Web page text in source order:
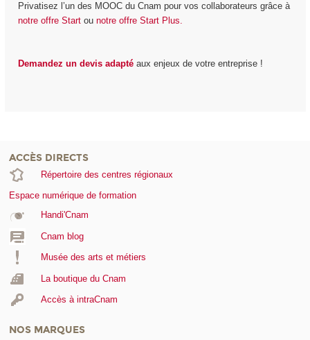
Privatisez l’un des MOOC du Cnam pour vos collaborateurs grâce à
notre offre Startou notre offre Start Plus.
Demandez un devis adaptéaux enjeux de votre entreprise !
ACCÈS DIRECTS
Répertoire des centres régionaux
Espace numérique de formation
Handi'Cnam
Cnam blog
Musée des arts et métiers
La boutique du Cnam
Accès à intraCnam
NOS MARQUES